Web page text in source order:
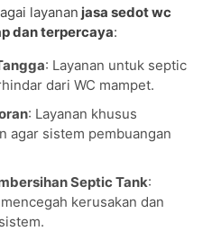
layanan jasa sedot wc
dan terpercaya:
: Layanan untuk septic
dari WC mampet.
: Layanan khusus
agar sistem pembuangan
Septic Tank:
kerusakan dan